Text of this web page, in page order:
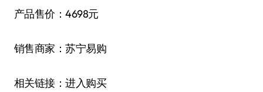
产品售价：4698元
销售商家：苏宁易购
相关链接：进入购买